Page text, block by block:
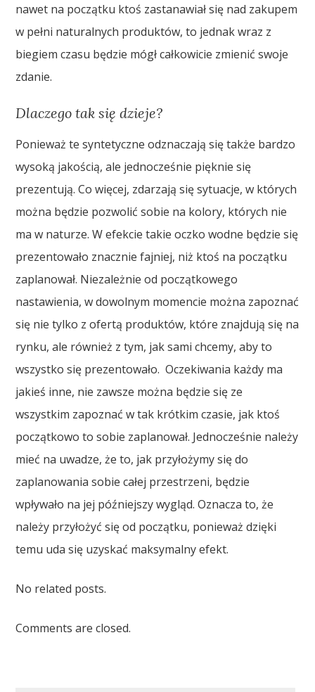
nawet na początku ktoś zastanawiał się nad zakupem
w pełni naturalnych produktów, to jednak wraz z
biegiem czasu będzie mógł całkowicie zmienić swoje
zdanie.
Dlaczego tak się dzieje?
Ponieważ te syntetyczne odznaczają się także bardzo
wysoką jakością, ale jednocześnie pięknie się
prezentują. Co więcej, zdarzają się sytuacje, w których
można będzie pozwolić sobie na kolory, których nie
ma w naturze. W efekcie takie oczko wodne będzie się
prezentowało znacznie fajniej, niż ktoś na początku
zaplanował. Niezależnie od początkowego
nastawienia, w dowolnym momencie można zapoznać
się nie tylko z ofertą produktów, które znajdują się na
rynku, ale również z tym, jak sami chcemy, aby to
wszystko się prezentowało. Oczekiwania każdy ma
jakieś inne, nie zawsze można będzie się ze
wszystkim zapoznać w tak krótkim czasie, jak ktoś
początkowo to sobie zaplanował. Jednocześnie należy
mieć na uwadze, że to, jak przyłożymy się do
zaplanowania sobie całej przestrzeni, będzie
wpływało na jej późniejszy wygląd. Oznacza to, że
należy przyłożyć się od początku, ponieważ dzięki
temu uda się uzyskać maksymalny efekt.
No related posts.
Comments are closed.